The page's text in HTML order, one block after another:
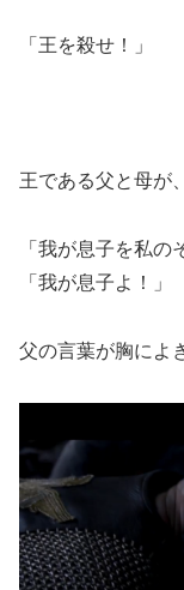
「王を殺せ！」
王である父と母が
「我が息子を私の
「我が息子よ！」
父の言葉が胸によ